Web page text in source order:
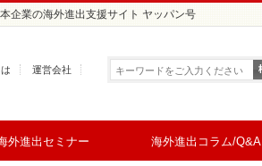
企業の海外進出支援サイト ヤッパン号
運営会社
外進出セミナー 海外進出コラム/Q&A